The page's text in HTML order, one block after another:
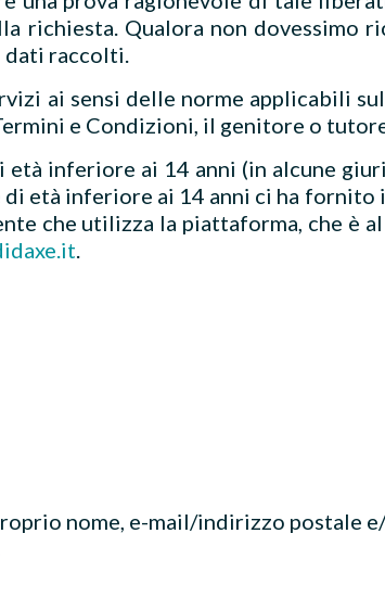
Qualora non dovessimo
raccolti.
ai sensi delle norme applicabili
e Condizioni, il genitore o
inferiore ai 14 anni (in alcune
età inferiore ai 14 anni ci ha fornito
che utilizza la piattaforma, che è
nome, e-mail/indirizzo postale